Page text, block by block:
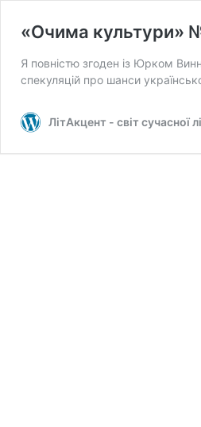
«Очима культури»
Я повністю згоден із Юрком
спекуляцій про шанси
ЛітАкцент - світ сучасної